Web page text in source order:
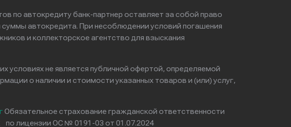
по автокредиту банк-партнер оставляет за собой право
автокредита. При несоблюдении условий погашения
и коллекторское агентство для взыскания
условиях не является публичной офертой, определяемой
о наличии и стоимости указанных товаров и (или) услуг,
Обязательное страхование гражданской ответственности
по лицензии ОС № 0191-03 от 01.07.2024